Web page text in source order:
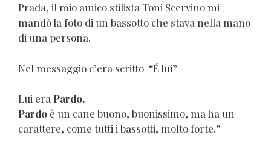
Prada, il mio amico stilista Toni Scervino mi
mandò la foto di un bassotto che stava nella mano
di una persona.
Nel messaggio c’era scritto “É lui”
Lui era Pardo.
Pardo è un cane buono, buonissimo, ma ha un
carattere, come tutti i bassotti, molto forte.”